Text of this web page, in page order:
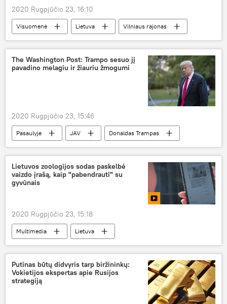
2020 Rugpjūčio 23, 16:10
Visuomenė Lietuva
Vilniaus rajonas
pneumatinis šautuvas
The Washington Post: Trampo sesuo jį
pavadino melagiu ir žiauriu žmogumi
2020 Rugpjūčio 23, 15:46
Pasaulyje JAV Donaldas Trampas
Lietuvos zoologijos sodas paskelbė
vaizdo įrašą, kaip "pabendrauti" su
gyvūnais
2020 Rugpjūčio 23, 15:18
Multimedia
Lietuva
Lietuvos zoologijos sodas
gyvūnai
Putinas būtų didvyris tarp biržininkų:
Vokietijos ekspertas apie Rusijos
strategiją